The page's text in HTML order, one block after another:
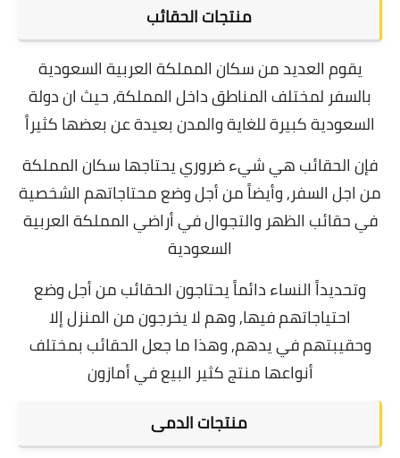
منتجات الحقائب
يقوم العديد من سكان المملكة العربية السعودية
بالسفر لمختلف المناطق داخل المملكة، حيث ان دولة
السعودية كبيرة للغاية والمدن بعيدة عن بعضها كثيراً
فإن الحقائب هي شيء ضروري يحتاجها سكان المملكة
من اجل السفر, وأيضاً من أجل وضع محتاجاتهم الشخصية
في حقائب الظهر والتجوال في أراضي المملكة العربية
السعودية
وتحديداً النساء دائماً يحتاجون الحقائب من أجل وضع
احتياجاتهم فيها, وهم لا يخرجون من المنزل إلا
وحقيبتهم في يدهم, وهذا ما جعل الحقائب بمختلف
أنواعها منتج كثير البيع في أمازون
منتجات الدمى